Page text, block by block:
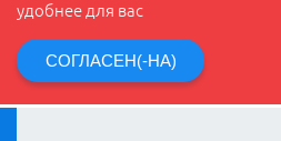
удобнее для вас
СОГЛАСЕН(-НА)